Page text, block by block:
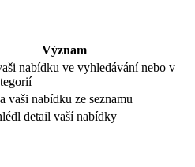
Význam
nabídku ve vyhledávání nebo v
vaši nabídku ze seznamu
detail vaší nabídky